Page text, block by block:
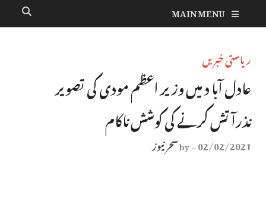
MAIN MENU
ریاستی خبریں
عادل آبا د میں وزیر اعظم مودی کی تصویر
نذرآتش کرنے کی کوشش ناکام
02/02/2021
-
byسحر نیوز